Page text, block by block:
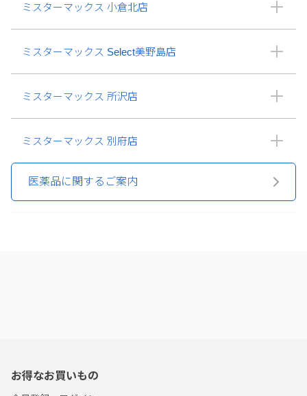
ミスターマックス 小倉北店
ミスターマックス Select美野島店
ミスターマックス 所沢店
ミスターマックス 別府店
医薬品に関するご案内
お得なお買いもの